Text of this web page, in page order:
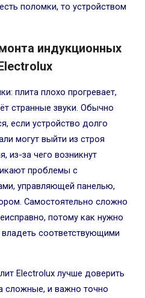
поломки, то устройством
индукционных
плита плохо прогревает,
странные звуки. Обычно
если устройство долго
могут выйти из строя
из-за чего возникнут
проблемы с
управляющей панелью,
Самостоятельно сложно
потому как нужно
соответствующими
Electrolux лучше доверить
сложные, и важно точно